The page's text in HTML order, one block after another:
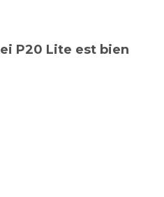
P20 Lite est bien